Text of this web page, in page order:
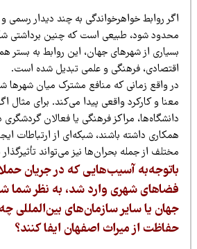
روابط خواهرخواندگی به چند دیدار رسمی و
شود، طبیعی است که چنین برداشتی شکل
از شهرهای جهان، این روابط به بستر
فرهنگی و علمی تبدیل شده است.
واقع زمانی که منافع مشترک میان شهرها شکل
و کارکرد واقعی پیدا می‌کند. برای مثال اگر
مراکز فرهنگی یا فعالان گردشگری دو
داشته باشند، شبکه‌ای از ارتباطات ایجاد
از جمله بحران‌ها نیز می‌تواند تأثیرگذار باشد.
آسیب‌هایی که در جریان حملات
شهری وارد شد، به نظر شما شبکه
یا سایر سازمان‌های بین‌المللی چه
از میراث اصفهان ایفا کنند؟